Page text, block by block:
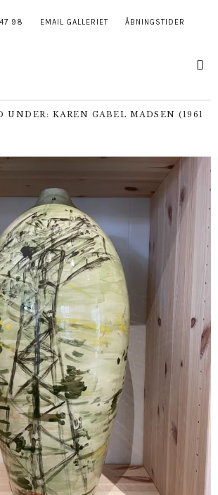
98 EMAIL GALLERIET ÅBNINGSTIDER
UNDER: KAREN GABEL MADSEN (1961